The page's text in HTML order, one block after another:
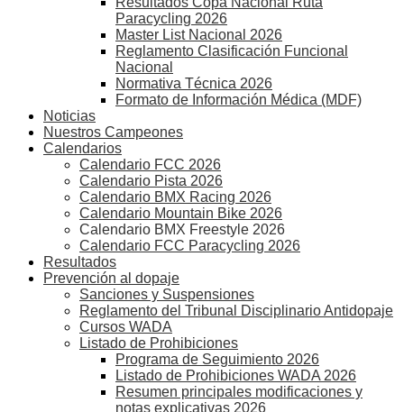
Paracycling 2026
Master List Nacional 2026
Reglamento Clasificación Funcional
Nacional
Normativa Técnica 2026
Formato de Información Médica (MDF)
Noticias
Nuestros Campeones
Calendarios
Calendario FCC 2026
Calendario Pista 2026
Calendario BMX Racing 2026
Calendario Mountain Bike 2026
Calendario BMX Freestyle 2026
Calendario FCC Paracycling 2026
Resultados
Prevención al dopaje
Sanciones y Suspensiones
Reglamento del Tribunal Disciplinario Antidopaje
Cursos WADA
Listado de Prohibiciones
Programa de Seguimiento 2026
Listado de Prohibiciones WADA 2026
Resumen principales modificaciones y
notas explicativas 2026